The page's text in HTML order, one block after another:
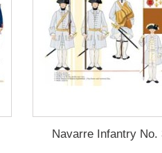
Navarre Infantry No.